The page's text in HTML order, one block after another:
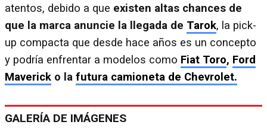
atentos, debido a que existen altas chances de
que la marca anuncie la llegada de Tarok, la pick-
up compacta que desde hace años es un concepto
y podría enfrentar a modelos como Fiat Toro, Ford
Maverick o la futura camioneta de Chevrolet.
GALERÍA DE IMÁGENES